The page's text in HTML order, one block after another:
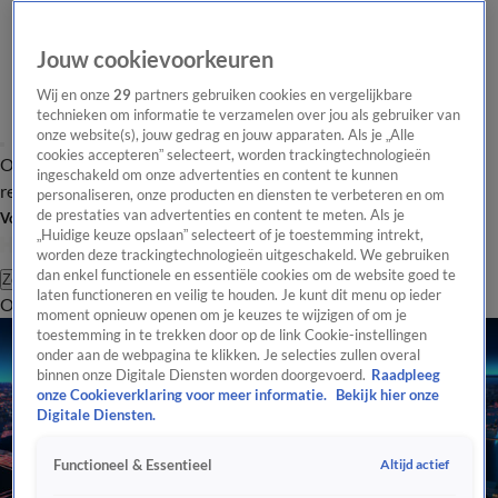
Overzicht Laatste nieuws Regionieuws Het beste van Hart
Tip de
redactie
Volg Hart van Nederland
Zoeken
OverzichtRegioUitzendingenWeerTip de redactiePanelVideo's
Jouw cookievoorkeuren
Wij en onze29 partners gebruiken cookies en vergelijkbare
technieken om informatie te verzamelen over jou als gebruiker van
onze website(s), jouw gedrag en jouw apparaten. Als je „Alle
cookies accepteren” selecteert, worden trackingtechnologieën
ingeschakeld om onze advertenties en content te kunnen
personaliseren, onze producten en diensten te verbeteren en om
de prestaties van advertenties en content te meten. Als je
„Huidige keuze opslaan” selecteert of je toestemming intrekt,
worden deze trackingtechnologieën uitgeschakeld. We gebruiken
dan enkel functionele en essentiële cookies om de website goed te
laten functioneren en veilig te houden. Je kunt dit menu op ieder
moment opnieuw openen om je keuzes te wijzigen of om je
toestemming in te trekken door op de link Cookie-instellingen
onder aan de webpagina te klikken. Je selecties zullen overal
binnen onze Digitale Diensten worden doorgevoerd. Raadpleeg
onze Cookieverklaring voor meer informatie.
Bekijk hier onze
Digitale Diensten.
Functioneel & Essentieel Altijd actief